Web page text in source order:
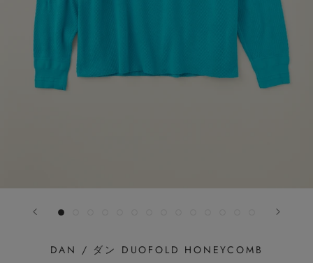
DAN / ダン DUOFOLD HONEYCOMB